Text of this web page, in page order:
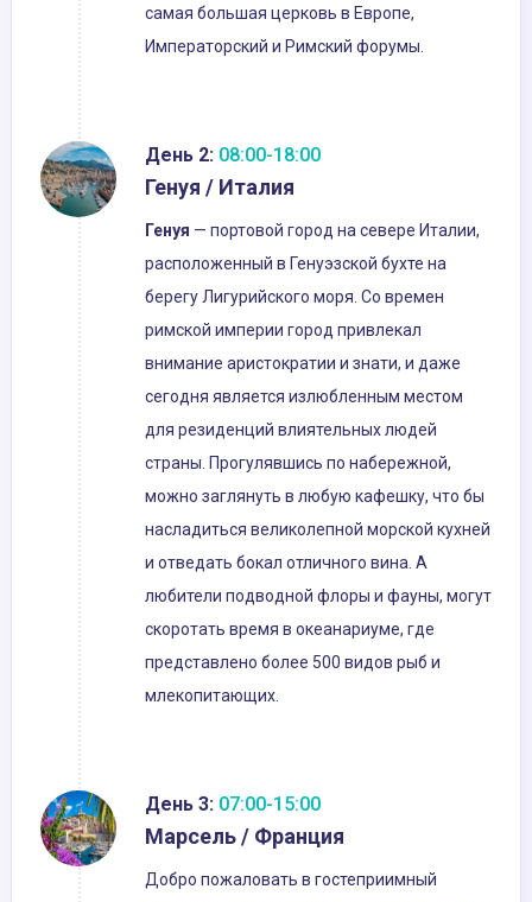
самая большая церковь в Европе,
Императорский и Римский форумы.
День 2: 08:00-18:00
Генуя / Италия
Генуя — портовой город на севере Италии,
расположенный в Генуэзской бухте на
берегу Лигурийского моря. Со времен
римской империи город привлекал
внимание аристократии и знати, и даже
сегодня является излюбленным местом
для резиденций влиятельных людей
страны. Прогулявшись по набережной,
можно заглянуть в любую кафешку, что бы
насладиться великолепной морской кухней
и отведать бокал отличного вина. А
любители подводной флоры и фауны, могут
скоротать время в океанариуме, где
представлено более 500 видов рыб и
млекопитающих.
День 3: 07:00-15:00
Марсель / Франция
Добро пожаловать в гостеприимный